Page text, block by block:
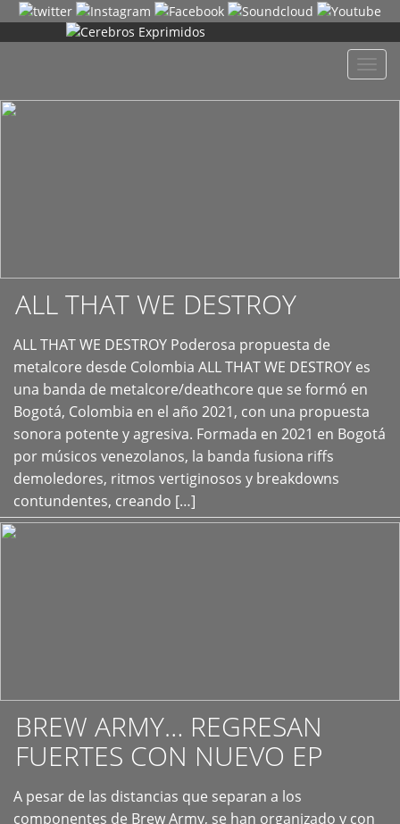
ALL THAT WE DESTROY
ALL THAT WE DESTROY Poderosa propuesta de
metalcore desde Colombia ALL THAT WE DESTROY es
una banda de metalcore/deathcore que se formó en
Bogotá, Colombia en el año 2021, con una propuesta
sonora potente y agresiva. Formada en 2021 en Bogotá
por músicos venezolanos, la banda fusiona riffs
demoledores, ritmos vertiginosos y breakdowns
contundentes, creando […]
+
BREW ARMY… REGRESAN
FUERTES CON NUEVO EP
A pesar de las distancias que separan a los
componentes de Brew Army, se han organizado y con